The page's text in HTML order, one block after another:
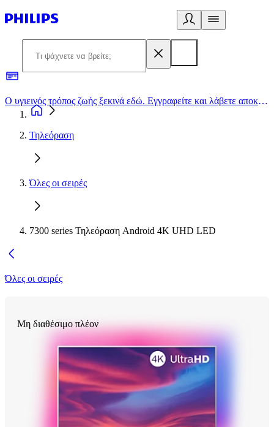
Ο υγιεινός τρόπος ζωής ξεκινά εδώ. Εγγραφείτε και λάβετε αποκλειστικές προσφορές
Τηλεόραση
Όλες οι σειρές
7300 series Τηλεόραση Android 4K UHD LED
Όλες οι σειρές
Μη διαθέσιμο πλέον